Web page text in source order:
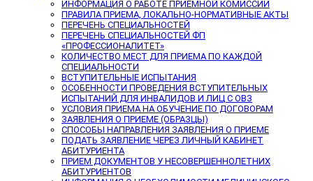
ИНФОРМАЦИЯ О РАБОТЕ ПРИЕМНОЙ КОМИССИИ
ПРАВИЛА ПРИЕМА, ЛОКАЛЬНО-НОРМАТИВНЫЕ АКТЫ
ПЕРЕЧЕНЬ СПЕЦИАЛЬНОСТЕЙ
ПЕРЕЧЕНЬ СПЕЦИАЛЬНОСТЕЙ ФП
«ПРОФЕССИОНАЛИТЕТ»
КОЛИЧЕСТВО МЕСТ ДЛЯ ПРИЕМА ПО КАЖДОЙ
СПЕЦИАЛЬНОСТИ
ВСТУПИТЕЛЬНЫЕ ИСПЫТАНИЯ
ОСОБЕННОСТИ ПРОВЕДЕНИЯ ВСТУПИТЕЛЬНЫХ
ИСПЫТАНИЙ ДЛЯ ИНВАЛИДОВ И ЛИЦ С ОВЗ
УСЛОВИЯ ПРИЕМА НА ОБУЧЕНИЕ ПО ДОГОВОРАМ
ЗАЯВЛЕНИЯ О ПРИЕМЕ (ОБРАЗЦЫ)
СПОСОБЫ НАПРАВЛЕНИЯ ЗАЯВЛЕНИЯ О ПРИЕМЕ
ПОДАТЬ ЗАЯВЛЕНИЕ ЧЕРЕЗ ЛИЧНЫЙ КАБИНЕТ
АБИТУРИЕНТА
ПРИЕМ ДОКУМЕНТОВ У НЕСОВЕРШЕННОЛЕТНИХ
АБИТУРИЕНТОВ